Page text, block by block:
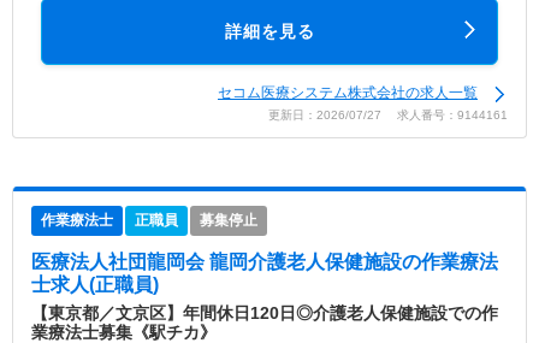
詳細を見る
セコム医療システム株式会社の求人一覧
更新日：2026/07/27 求人番号：9144161
作業療法士 正職員 募集停止
医療法人社団龍岡会 龍岡介護老人保健施設の作業療法
士求人(正職員)
【東京都／文京区】年間休日120日◎介護老人保健施設での作
業療法士募集《駅チカ》